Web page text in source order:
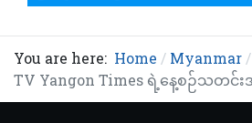
You are here: Home
Myanmar
TV Yangon Times ရဲ့နေ့စဉ်သတ